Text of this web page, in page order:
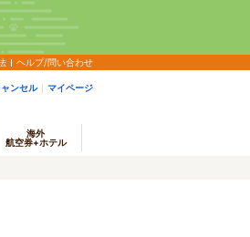
ヘルプ/問い合わせ
ンセル マイページ
海外
航空券+ホテル